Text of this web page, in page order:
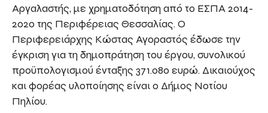
Αργαλαστής, με χρηματοδότηση από το ΕΣΠΑ 2014-
2020 της Περιφέρειας Θεσσαλίας. Ο
Περιφερειάρχης Κώστας Αγοραστός έδωσε την
έγκριση για τη δημοπράτηση του έργου, συνολικού
προϋπολογισμού ένταξης 371.080 ευρώ. Δικαιούχος
και φορέας υλοποίησης είναι ο Δήμος Νοτίου
Πηλίου.